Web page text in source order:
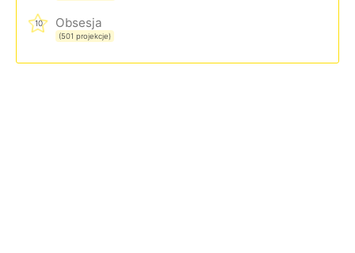
10 Obsesja
(501 projekcje)